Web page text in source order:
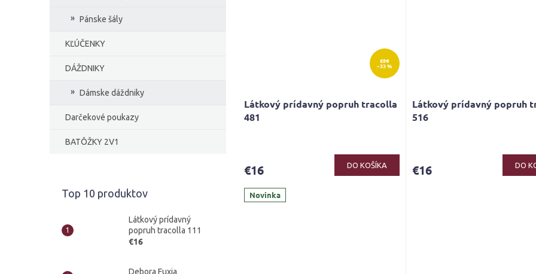
Pánske šály
KĽÚČENKY
DÁŽDNIKY
Dámske dáždniky
Darčekové poukazy
BATÔŽKY 2V1
Top 10 produktov
Látkový prídavný
popruh tracolla 111
€16
Debora Fuxia
€24
–33 %
Látkový prídavný popruh tracolla
481
€16 DO KOŠÍKA
Látkový prídavný popruh
516
€16 DO
Novinka